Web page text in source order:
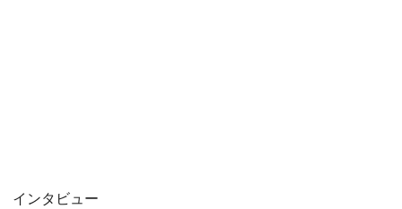
インタビュー